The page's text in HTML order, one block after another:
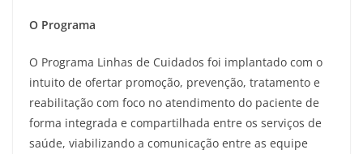
O Programa
O Programa Linhas de Cuidados foi implantado com o
intuito de ofertar promoção, prevenção, tratamento e
reabilitação com foco no atendimento do paciente de
forma integrada e compartilhada entre os serviços de
saúde, viabilizando a comunicação entre as equipe